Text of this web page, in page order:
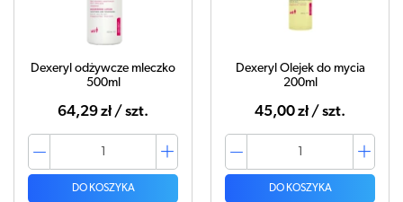
Dexeryl odżywcze mleczko
500ml
64,29 zł / szt.
DO KOSZYKA
Dexeryl Olejek do mycia
200ml
45,00 zł / szt.
DO KOSZYKA